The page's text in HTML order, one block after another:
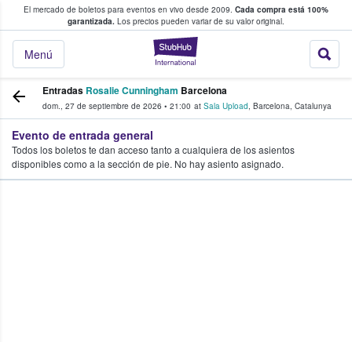
El mercado de boletos para eventos en vivo desde 2009. Cada compra está 100%
garantizada. Los precios pueden variar de su valor original.
StubHub: donde
Menú
fans compran y venden boletos
Entradas Rosalie Cunningham Barcelona
dom., 27 de septiembre de 2026 • 21:00 at Sala Upload, Barcelona, Catalunya
Evento de entrada general
Todos los boletos te dan acceso tanto a cualquiera de los asientos
disponibles como a la sección de pie. No hay asiento asignado.